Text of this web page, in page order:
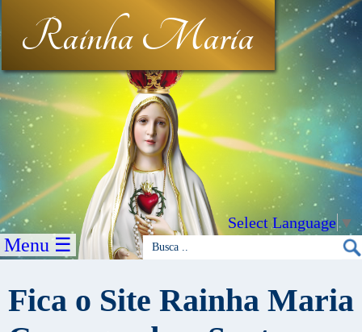
Rainha Maria
Select Language ▼
Menu ☰
Fica o Site Rainha Maria